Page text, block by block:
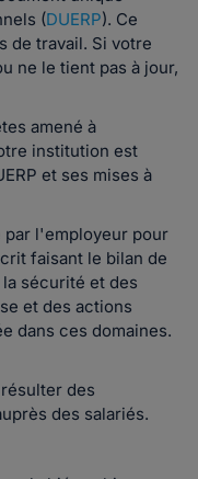
(DUERP). Ce
de travail. Si votre
ne le tient pas à jour,
amené à
institution est
et ses mises à
par l'employeur pour
faisant le bilan de
sécurité et des
et des actions
dans ces domaines.
des
des salariés.